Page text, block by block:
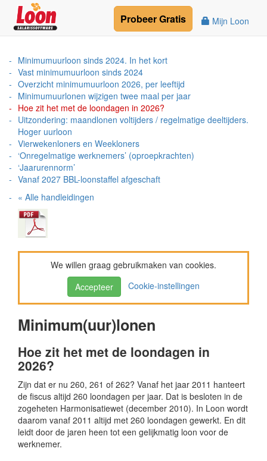
Mijn Loon
ProbeerGratis
Minimumuurloon sinds 2024. In het kort
Vast minimumuurloon sinds 2024
Overzicht minimumuurloon 2026, per leeftijd
Minimumuurlonen wijzigen twee maal per jaar
Hoe zit het met de loondagen in 2026?
Uitzondering: maandlonen voltijders / regelmatige deeltijders.
Hoger uurloon
Vierwekenloners en Weekloners
‘Onregelmatige werknemers’ (oproepkrachten)
‘Jaarurennorm’
Vanaf 2027 BBL-loonstaffel afgeschaft
« Alle handleidingen
We willen graag gebruikmaken van cookies.
Accepteer
Cookie-instellingen
Minimum(uur)lonen
Hoe zit het met de loondagen in
2026?
Zijn dat er nu 260, 261 of 262? Vanaf het jaar 2011 hanteert
de fiscus altijd 260 loondagen per jaar. Dat is besloten in de
zogeheten Harmonisatiewet (december 2010). In Loon wordt
daarom vanaf 2011 altijd met 260 loondagen gewerkt. En dit
leidt door de jaren heen tot een gelijkmatig loon voor de
werknemer.